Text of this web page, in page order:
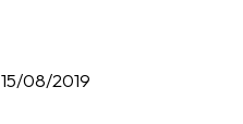
15/08/2019